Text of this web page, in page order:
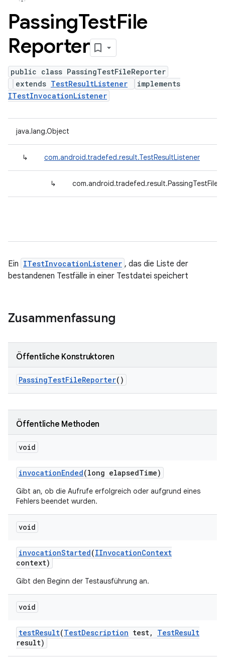
PassingTestFile
Reporter
public class PassingTestFileReporter
extends TestResultListener
implements
ITestInvocationListener
java.lang.Object
↳ com.android.tradefed.result.TestResultListener
↳
Ein ITestInvocationListener , das die Liste der
bestandenen Testfälle in einer Testdatei speichert
Zusammenfassung
Öffentliche Konstruktoren
PassingTestFileReporter()
Öffentliche Methoden
void
invocationEnded(long elapsedTime)
Gibt an, ob die Aufrufe erfolgreich oder aufgrund eines
Fehlers beendet wurden.
void
invocationStarted(IInvocationContext
context)
Gibt den Beginn der Testausführung an.
void
testResult(TestDescription test, TestResult
result)